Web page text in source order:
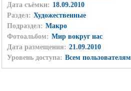
Дата съёмки: 18.09.2010
Раздел: Художественные
Подраздел: Макро
Фотоальбом: Мир вокруг нас
Дата размещения: 21.09.2010
Уровень доступа: Всем пользователям